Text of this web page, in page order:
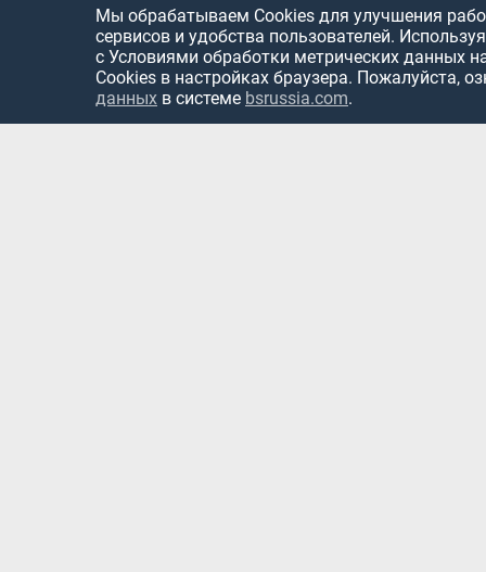
Мы обрабатываем Cookies для улучшения
сервисов и удобства пользователей.
с Условиями обработки метрических данных
Cookies в настройках браузера. Пожалуйста,
данных в системе bsrussia.com.